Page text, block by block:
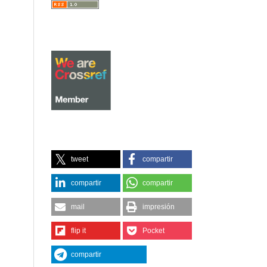
tweet compartir
compartir compartir
mail impresión
flip it Pocket
compartir